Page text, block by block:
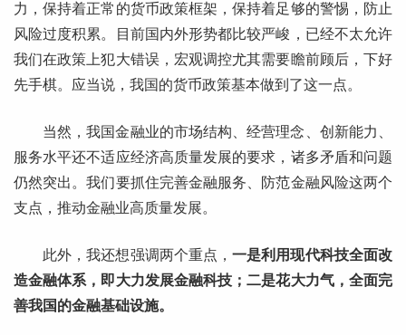
力，保持着正常的货币政策框架，保持着足够的警惕，防止
风险过度积累。目前国内外形势都比较严峻，已经不太允许
我们在政策上犯大错误，宏观调控尤其需要瞻前顾后，下好
先手棋。应当说，我国的货币政策基本做到了这一点。
当然，我国金融业的市场结构、经营理念、创新能力、
服务水平还不适应经济高质量发展的要求，诸多矛盾和问题
仍然突出。我们要抓住完善金融服务、防范金融风险这两个
支点，推动金融业高质量发展。
此外，我还想强调两个重点，一是利用现代科技全面改
造金融体系，即大力发展金融科技；二是花大力气，全面完
善我国的金融基础设施。